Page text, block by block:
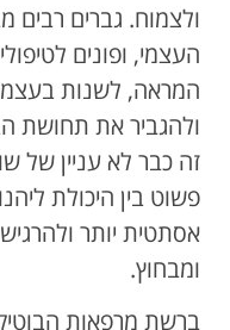
ולצמוח. גברים רבים
העצמי, ופונים
המראה, לשנות
ולהגביר את תחושת
זה כבר לא עניין של
פשוט בין היכולת
אסתטית יותר
ומבחוץ.